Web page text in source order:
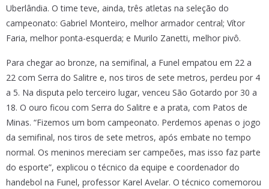
Uberlândia. O time teve, ainda, três atletas na seleção do
campeonato: Gabriel Monteiro, melhor armador central; Vítor
Faria, melhor ponta-esquerda; e Murilo Zanetti, melhor pivô.
Para chegar ao bronze, na semifinal, a Funel empatou em 22 a
22 com Serra do Salitre e, nos tiros de sete metros, perdeu por 4
a 5. Na disputa pelo terceiro lugar, venceu São Gotardo por 30 a
18. O ouro ficou com Serra do Salitre e a prata, com Patos de
Minas. “Fizemos um bom campeonato. Perdemos apenas o jogo
da semifinal, nos tiros de sete metros, após embate no tempo
normal. Os meninos mereciam ser campeões, mas isso faz parte
do esporte”, explicou o técnico da equipe e coordenador do
handebol na Funel, professor Karel Avelar. O técnico comemorou